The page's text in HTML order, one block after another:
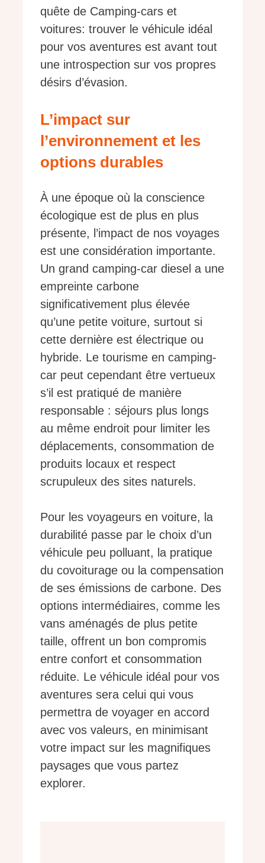
quête de Camping-cars et
voitures: trouver le véhicule idéal
pour vos aventures est avant tout
une introspection sur vos propres
désirs d’évasion.
L’impact sur
l’environnement et les
options durables
À une époque où la conscience
écologique est de plus en plus
présente, l’impact de nos voyages
est une considération importante.
Un grand camping-car diesel a une
empreinte carbone
significativement plus élevée
qu’une petite voiture, surtout si
cette dernière est électrique ou
hybride. Le tourisme en camping-
car peut cependant être vertueux
s’il est pratiqué de manière
responsable : séjours plus longs
au même endroit pour limiter les
déplacements, consommation de
produits locaux et respect
scrupuleux des sites naturels.
Pour les voyageurs en voiture, la
durabilité passe par le choix d’un
véhicule peu polluant, la pratique
du covoiturage ou la compensation
de ses émissions de carbone. Des
options intermédiaires, comme les
vans aménagés de plus petite
taille, offrent un bon compromis
entre confort et consommation
réduite. Le véhicule idéal pour vos
aventures sera celui qui vous
permettra de voyager en accord
avec vos valeurs, en minimisant
votre impact sur les magnifiques
paysages que vous partez
explorer.